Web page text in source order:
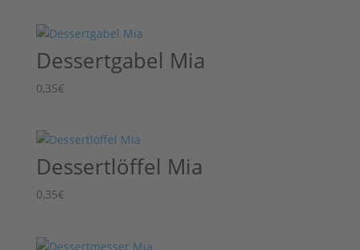
Dessertgabel Mia
0,35€
Dessertlöffel Mia
0,35€